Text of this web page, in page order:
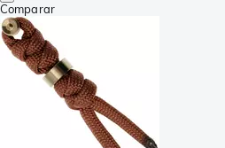
Comparar